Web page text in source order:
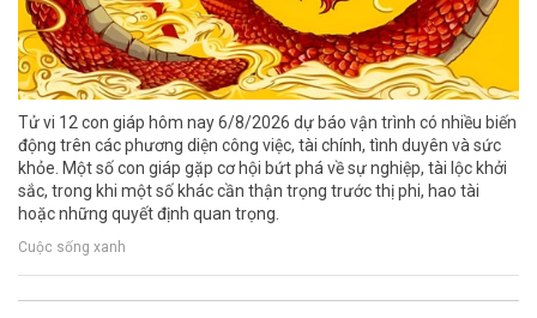
Tử vi 12 con giáp hôm nay 6/8/2026 dự báo vận trình có nhiều biến
động trên các phương diện công việc, tài chính, tình duyên và sức
khỏe. Một số con giáp gặp cơ hội bứt phá về sự nghiệp, tài lộc khởi
sắc, trong khi một số khác cần thận trọng trước thị phi, hao tài
hoặc những quyết định quan trọng.
Cuộc sống xanh